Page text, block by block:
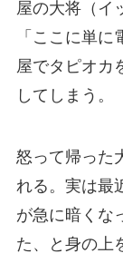
屋の大将（イ
「ここに単
屋でタピオカ
してしまう。
怒って帰った
れる。実は最
が急に暗くな
た、と身の上